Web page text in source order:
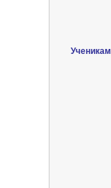
Ученикам